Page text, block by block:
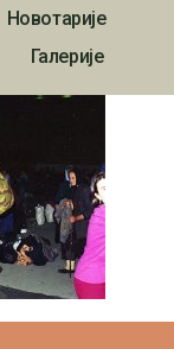
Новотарије
Галерије